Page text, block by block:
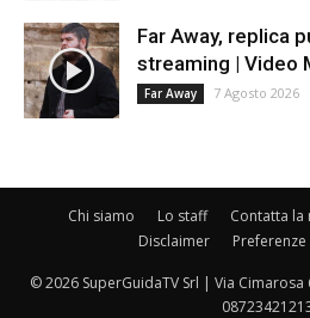
Far Away, replica
streaming | Video
Far Away 7 Agosto 2026
Chi siamo Lo staff Contatta la
Disclaimer
© 2026 SuperGuidaTV Srl | Via Cimarosa